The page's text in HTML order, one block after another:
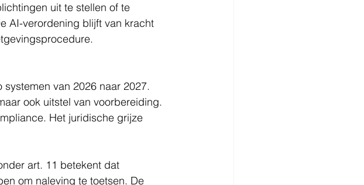
uit te stellen of te
AI-verordening blijft van kracht
van 2026 naar 2027.
ook uitstel van voorbereiding.
Het juridische grijze
art. 11 betekent dat
om naleving te toetsen. De